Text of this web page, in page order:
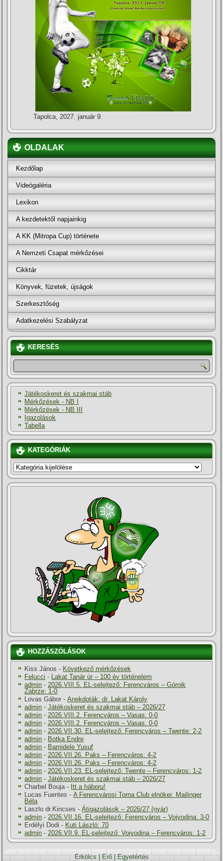
Tapolca, 2027. január 9.
OLDALAK
Kezdőlap
Videógaléria
Lexikon
A kezdetektől napjainkig
A KK (Mitropa Cup) története
A Nemzeti Csapat mérkőzései
Cikktár
Könyvek, füzetek, újságok
Szerkesztőség
Adatkezelési Szabályzat
KERESÉS
Játékoskeret és szakmai stáb
Mérkőzések - NB I
Mérkőzések - NB III
Igazolások
Tabella
KATEGÓRIÁK
KATEGÓRIÁK
HOZZÁSZÓLÁSOK
Kiss János - Következő mérkőzések
Felucci - Lakat Tanár úr – 100 év történelem
admin -2026.VIII.5. EL-selejtező: Ferencváros – Górnik
Zabrze: 1-0
Lovas Gábor -Anekdoták: dr. Lakat Károly
admin -Játékoskeret és szakmai stáb – 2026/27
admin -2026.VIII.2. Ferencváros – Vasas: 0-0
admin -2026.VIII.2. Ferencváros – Vasas: 0-0
admin -2026.VII.30. EL-selejtező: Ferencváros – Twente: 2-2
admin - Botka Endre
admin - Bamidele Yusuf
admin -2026.VII.26. Paks – Ferencváros: 4-2
admin -2026.VII.26. Paks – Ferencváros: 4-2
admin -2026.VII.23. EL-selejtező: Twente – Ferencváros: 1-2
admin -Játékoskeret és szakmai stáb – 2026/27
Charbel Bouja- Itt a háboru!
Lucas Fuentes -A Ferencvárosi Torna Club elnökei: Mailinger
Béla
Laszlo dr.Kincses -Átigazolások – 2026/27 (nyár)
admin -2026.VII.16. EL-selejtező: Ferencváros – Vojvodina: 3-0
Erdélyi Dodi - Kuti László: 70
admin -2026.VII.9. EL-selejtező: Vojvodina – Ferencváros: 1-2
Erkölcs Erő| Egyetértés